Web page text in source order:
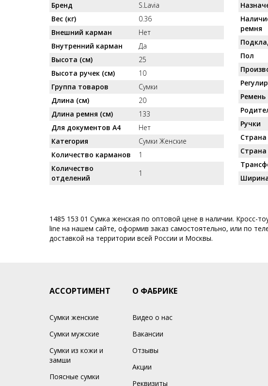
Бренд
S.Lavia
Вес (кг)
0.36
Внешний карман
Нет
Внутренний карман
Да
Высота (см)
25
Высота ручек (см)
10
Группа товаров
Сумки
Длина (см)
20
Длина ремня (см)
133
Для документов А4
Нет
Категория
Сумки Женские
Количество карманов
1
Количество
отделений
1
ремня
Пол
Ремень
Ручки
1485 153 01 Сумка женская по оптовой цене в наличии. Кросс-
line на нашем сайте, оформив заказ самостоятельно, или по
доставкой на территории всей России и Москвы.
АССОРТИМЕНТ
Сумки женские
Сумки мужские
Сумки из кожи и
замши
Поясные сумки
О ФАБРИКЕ
Видео о нас
Вакансии
Отзывы
Акции
Реквизиты